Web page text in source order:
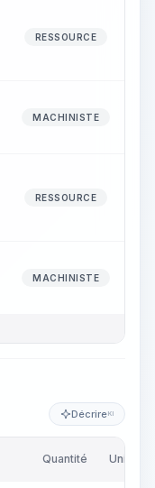
RESSOURCE
MACHINISTE
RESSOURCE
MACHINISTE
DécrireKI
Quantité Unité